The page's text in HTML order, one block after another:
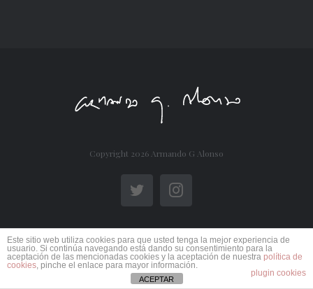
Copyright 2026 Armando G Alonso
TwitterInstagram
Este sitio web utiliza cookies para que usted tenga la mejor experiencia de
usuario. Si continúa navegando está dando su consentimiento para la
aceptación de las mencionadas cookies y la aceptación de nuestra política de
cookies, pinche el enlace para mayor información.
plugin cookies
ACEPTAR